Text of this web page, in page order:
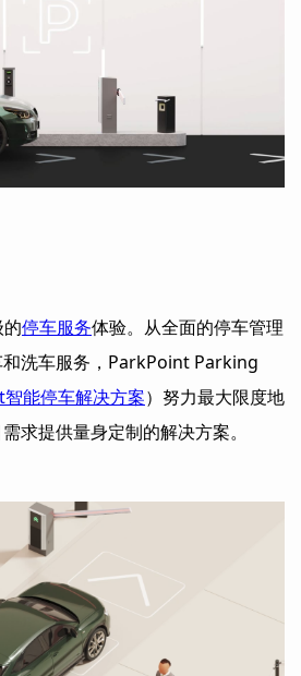
停车服务体验。从全面的停车管理
洗车服务，ParkPoint Parking
能停车解决方案）努力最大限度地
求提供量身定制的解决方案。